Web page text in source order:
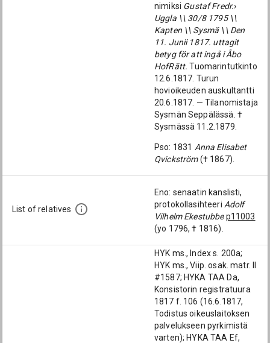
nimiksi Gustaf Fredr.›
Uggla \\ 30/8 1795 \\
Kapten \\ Sysmä \\ Den
11. Junii 1817. uttagit
betyg för att ingå i Åbo
HofRätt. Tuomarintutkinto
12.6.1817. Turun
hovioikeuden auskultantti
20.6.1817. — Tilanomistaja
Sysmän Seppälässä. †
Sysmässä 11.2.1879.
Pso: 1831 Anna Elisabet
Qvickström(† 1867).
List of relatives
Eno: senaatin kanslisti,
protokollasihteeri Adolf
Vilhelm Ekestubbe p11003
(yo 1796, † 1816).
HYK ms., Index s. 200a;
HYK ms., Viip. osak. matr. II
#1587; HYKA TAA Da,
Konsistorin registratuura
1817 f. 106 (16.6.1817,
Todistus oikeuslaitoksen
palvelukseen pyrkimistä
varten); HYKA TAA Ef,